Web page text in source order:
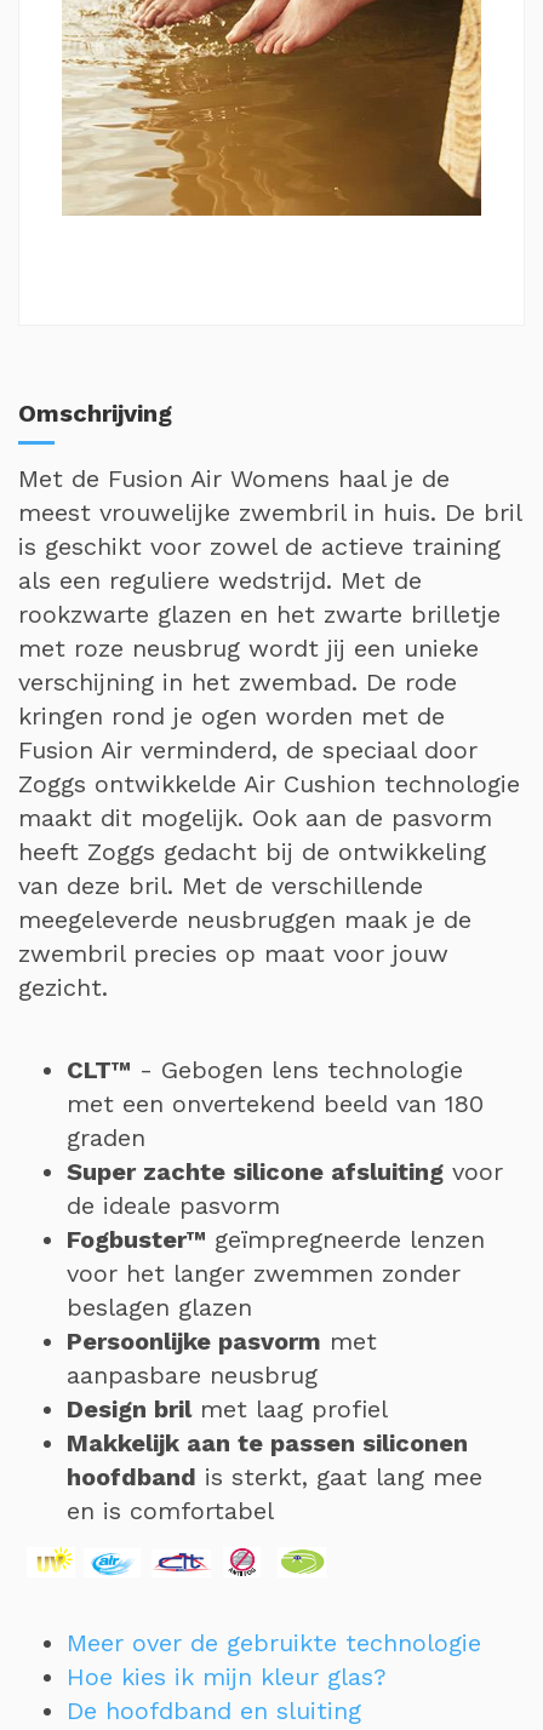
Omschrijving
Met de Fusion Air Womens haal je de
meest vrouwelijke zwembril in huis. De bril
is geschikt voor zowel de actieve training
als een reguliere wedstrijd. Met de
rookzwarte glazen en het zwarte brilletje
met roze neusbrug wordt jij een unieke
verschijning in het zwembad. De rode
kringen rond je ogen worden met de
Fusion Air verminderd, de speciaal door
Zoggs ontwikkelde Air Cushion technologie
maakt dit mogelijk. Ook aan de pasvorm
heeft Zoggs gedacht bij de ontwikkeling
van deze bril. Met de verschillende
meegeleverde neusbruggen maak je de
zwembril precies op maat voor jouw
gezicht.
CLT™ - Gebogen lens technologie
met een onvertekend beeld van 180
graden
Super zachte silicone afsluiting voor
de ideale pasvorm
Fogbuster™ geïmpregneerde lenzen
voor het langer zwemmen zonder
beslagen glazen
Persoonlijke pasvorm met
aanpasbare neusbrug
Design brilmet laag profiel
Makkelijk aan te passen siliconen
hoofdband is sterkt, gaat lang mee
en is comfortabel
Meer over de gebruikte technologie
Hoe kies ik mijn kleur glas?
De hoofdband en sluiting